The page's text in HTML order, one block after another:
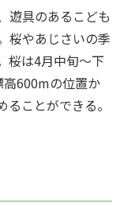
遊具のあるこども
桜やあじさいの季
桜は4月中旬～下
600mの位置か
ことができる。